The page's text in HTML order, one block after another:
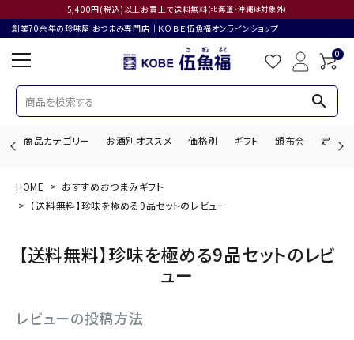
5,400円(税込)以上お買上で送料無料(北海道・沖縄は対象外)
創業70余年の珍味屋 おつまみ専門店│ＫＯＢＥ伍魚福オンラインショップ
0
search
商品カテゴリー お酒別オススメ 価格別 ギフト 頒布会 定期購
search
ログイン
HOME
おすすめおつまみギフト
【送料無料】珍味を極める9品セットのレビュー
【送料無料】珍味を極める9品セットのレビ
ュー
レビューの投稿方法